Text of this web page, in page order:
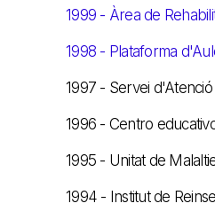
1999 - Àrea de
1998 - Plataforma
1997 - Servei d'Atenció
1996 - Centro
1995 - Unitat de
1994 - Institut de